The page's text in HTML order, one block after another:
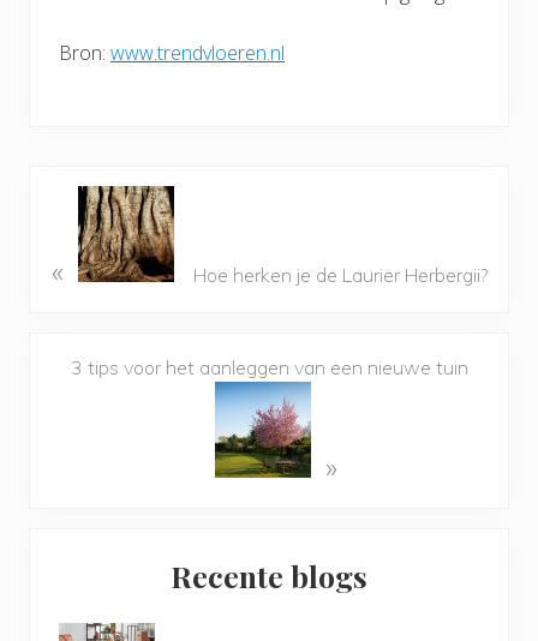
Bron: www.trendvloeren.nl
« Hoe herken je de Laurier Herbergii?
3 tips voor het aanleggen van een nieuwe tuin
»
Recente blogs